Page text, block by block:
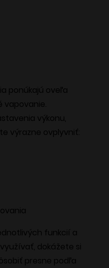
ponúkajú oveľa
vapovanie.
výkonu,
výrazne ovplyvniť:
funkcií a
dokážete si
presne podľa